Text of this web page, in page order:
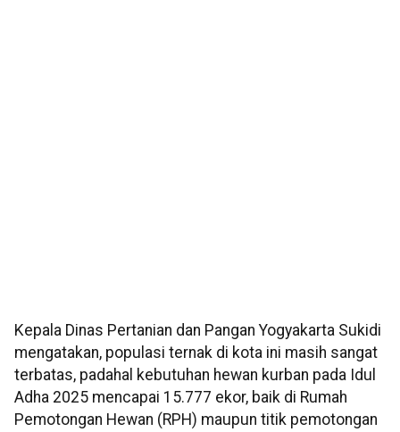
Kepala Dinas Pertanian dan Pangan Yogyakarta Sukidi
mengatakan, populasi ternak di kota ini masih sangat
terbatas, padahal kebutuhan hewan kurban pada Idul
Adha 2025 mencapai 15.777 ekor, baik di Rumah
Pemotongan Hewan (RPH) maupun titik pemotongan